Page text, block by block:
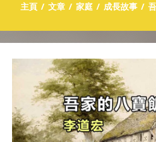
主頁 文章 家庭 成長故事